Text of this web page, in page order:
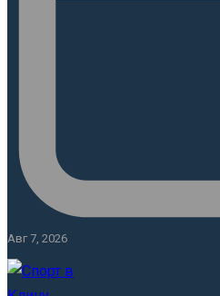
Авг 7, 2026